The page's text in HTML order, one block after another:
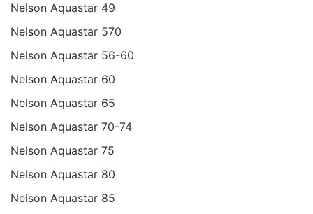
Nelson Aquastar 49
Nelson Aquastar 570
Nelson Aquastar 56-60
Nelson Aquastar 60
Nelson Aquastar 65
Nelson Aquastar 70-74
Nelson Aquastar 75
Nelson Aquastar 80
Nelson Aquastar 85